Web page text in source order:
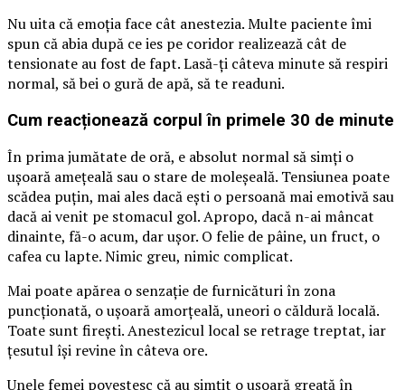
Nu uita că emoția face cât anestezia. Multe paciente îmi
spun că abia după ce ies pe coridor realizează cât de
tensionate au fost de fapt. Lasă-ți câteva minute să respiri
normal, să bei o gură de apă, să te readuni.
Cum reacționează corpul în primele 30 de minute
În prima jumătate de oră, e absolut normal să simți o
ușoară amețeală sau o stare de moleșeală. Tensiunea poate
scădea puțin, mai ales dacă ești o persoană mai emotivă sau
dacă ai venit pe stomacul gol. Apropo, dacă n-ai mâncat
dinainte, fă-o acum, dar ușor. O felie de pâine, un fruct, o
cafea cu lapte. Nimic greu, nimic complicat.
Mai poate apărea o senzație de furnicături în zona
puncționată, o ușoară amorțeală, uneori o căldură locală.
Toate sunt firești. Anestezicul local se retrage treptat, iar
țesutul își revine în câteva ore.
Unele femei povestesc că au simțit o ușoară greață în